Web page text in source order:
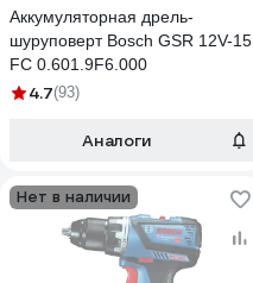
Аккумуляторная дрель-
шуруповерт Bosch GSR 12V-15
FC 0.601.9F6.000
4.7(93)
Аналоги
Нет в наличии